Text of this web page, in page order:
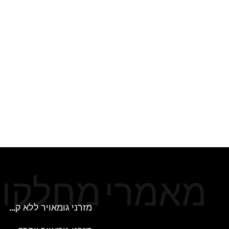
מאמרימחלקו
מזרני גומאויר ללא קפיצים